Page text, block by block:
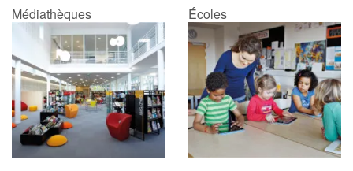
Médiathèques Écoles